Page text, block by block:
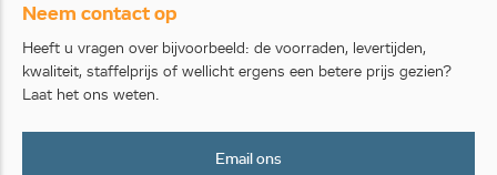
Neem contact op
Heeft u vragen over bijvoorbeeld: de voorraden, levertijden,
kwaliteit, staffelprijs of wellicht ergens een betere prijs gezien?
Laat het ons weten.
Email ons